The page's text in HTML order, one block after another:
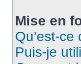
Mise en
Qu’est-
Puis-je